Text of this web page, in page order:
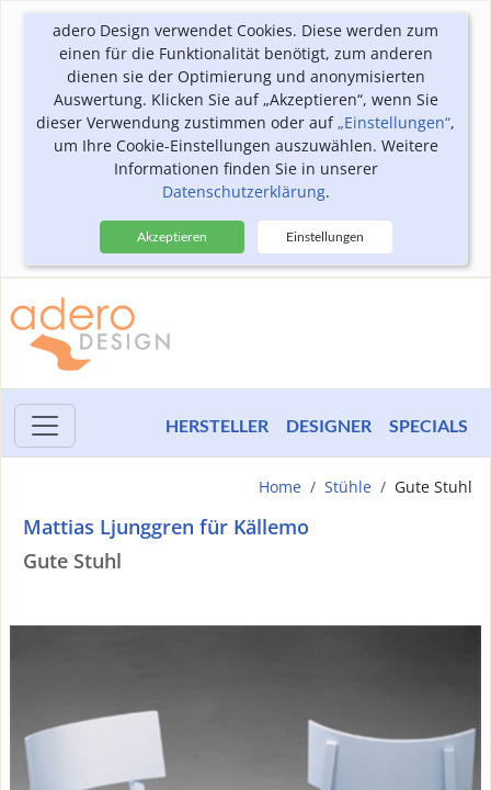
adero Design verwendet Cookies. Diese werden zum
einen für die Funktionalität benötigt, zum anderen
dienen sie der Optimierung und anonymisierten
Auswertung. Klicken Sie auf „Akzeptieren“, wenn Sie
dieser Verwendung zustimmen oder auf„Einstellungen“,
um Ihre Cookie-Einstellungen auszuwählen. Weitere
Informationen finden Sie in unserer
Datenschutzerklärung.
Akzeptieren Einstellungen
HERSTELLER DESIGNER SPECIALS
Home Stühle Gute Stuhl
Mattias Ljunggren für Källemo
Gute Stuhl